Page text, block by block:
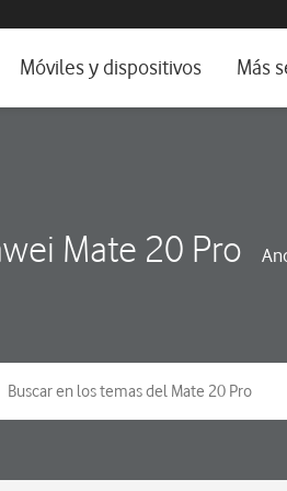
e idioma
Móviles y dispositivos Más
Mate 20 Pro